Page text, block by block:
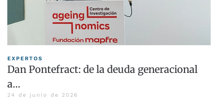
EXPERTOS
Dan Pontefract: de la deuda generacional
a…
24 de junio de 2026